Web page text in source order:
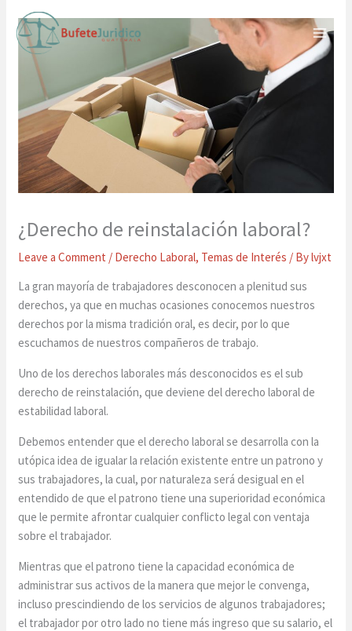
content
¿Derecho de reinstalación laboral?
Leave a Comment / Derecho Laboral, Temas de Interés / Bylvjxt
La gran mayoría de trabajadores desconocen a plenitud sus
derechos, ya que en muchas ocasiones conocemos nuestros
derechos por la misma tradición oral, es decir, por lo que
escuchamos de nuestros compañeros de trabajo.
Uno de los derechos laborales más desconocidos es el sub
derecho de reinstalación, que deviene del derecho laboral de
estabilidad laboral.
Debemos entender que el derecho laboral se desarrolla con la
utópica idea de igualar la relación existente entre un patrono y
sus trabajadores, la cual, por naturaleza será desigual en el
entendido de que el patrono tiene una superioridad económica
que le permite afrontar cualquier conflicto legal con ventaja
sobre el trabajador.
Mientras que el patrono tiene la capacidad económica de
administrar sus activos de la manera que mejor le convenga,
incluso prescindiendo de los servicios de algunos trabajadores;
el trabajador por otro lado no tiene más ingreso que su salario, el